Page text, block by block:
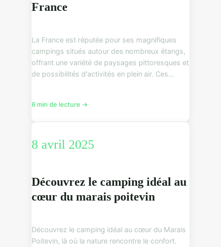
France
La France est réputée pour ses magnifiques
campings situés autour des nombreux étangs,
offrant une variété de paysages pittoresques et
de possibilités d'activités en plein air. Ces...
6 min de lecture →
8 avril 2025
Découvrez le camping idéal au
cœur du marais poitevin
Découvrez le camping idéal au cœur du Marais
Poitevin, là où la nature rencontre le confort.